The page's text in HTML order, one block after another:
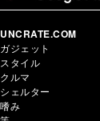
UNCRATE.COM
ガジェット
スタイル
クルマ
シェルター
嗜み